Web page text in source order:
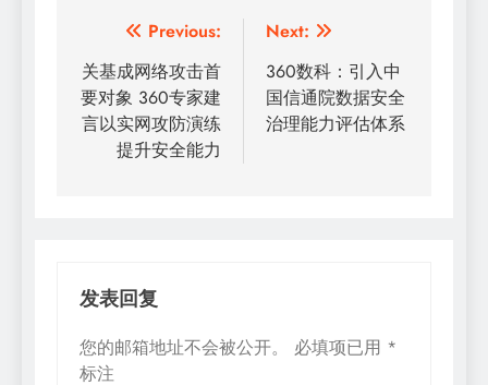
章
导
Previous:
关基成网络攻击首
要对象 360专家建
言以实网攻防演练
提升安全能力
Next:
360数科：引入中
国信通院数据安全
治理能力评估体系
发表回复
您的邮箱地址不会被公开。 必填项已用 *
标注